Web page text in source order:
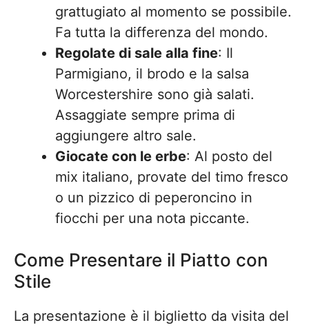
grattugiato al momento se possibile.
Fa tutta la differenza del mondo.
Regolate di sale alla fine: Il
Parmigiano, il brodo e la salsa
Worcestershire sono già salati.
Assaggiate sempre prima di
aggiungere altro sale.
Giocate con le erbe: Al posto del
mix italiano, provate del timo fresco
o un pizzico di peperoncino in
fiocchi per una nota piccante.
Come Presentare il Piatto con
Stile
La presentazione è il biglietto da visita del